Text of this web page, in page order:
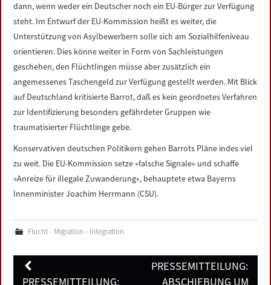
dann, wenn weder ein Deutscher noch ein EU-Bürger zur Verfügung
steht. Im Entwurf der EU-Kommission heißt es weiter, die
Unterstützung von Asylbewerbern solle sich am Sozialhilfeniveau
orientieren. Dies könne weiter in Form von Sachleistungen
geschehen, den Flüchtlingen müsse aber zusätzlich ein
angemessenes Taschengeld zur Verfügung gestellt werden. Mit Blick
auf Deutschland kritisierte Barrot, daß es kein geordnetes Verfahren
zur Identifizierung besonders gefährdeter Gruppen wie
traumatisierter Flüchtlinge gebe.
Konservativen deutschen Politikern gehen Barrots Pläne indes viel
zu weit. Die EU-Kommission setze »falsche Signale« und schaffe
»Anreize für illegale Zuwanderung«, behauptete etwa Bayerns
Innenminister Joachim Herrmann (CSU).
Flucht - Migration - Integration
Post
PRESSEMITTEILUNG:
PRESSEMITTEILUNG:
ABSCHIEBUNG UM